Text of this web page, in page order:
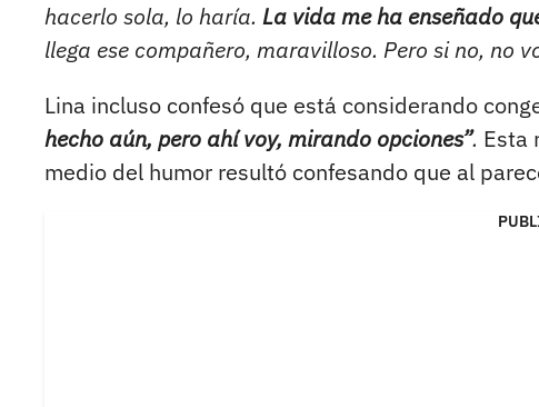
hacerlo sola, lo haría. La vida me ha enseñado
llega ese compañero, maravilloso. Pero si no, no
Lina incluso confesó que está considerando
hecho aún, pero ahí voy, mirando opciones”. Esta
medio del humor resultó confesando que al